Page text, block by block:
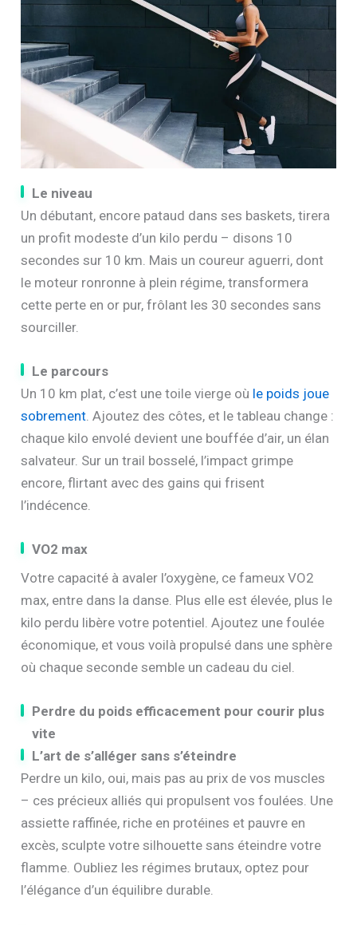
Le niveau
Un débutant, encore pataud dans ses baskets, tirera
un profit modeste d’un kilo perdu – disons 10
secondes sur 10 km. Mais un coureur aguerri, dont
le moteur ronronne à plein régime, transformera
cette perte en or pur, frôlant les 30 secondes sans
sourciller.
Le parcours
Un 10 km plat, c’est une toile vierge où le poids joue
sobrement . Ajoutez des côtes, et le tableau change :
chaque kilo envolé devient une bouffée d’air, un élan
salvateur. Sur un trail bosselé, l’impact grimpe
encore, flirtant avec des gains qui frisent
l’indécence.
VO2 max
Votre capacité à avaler l’oxygène, ce fameux VO2
max, entre dans la danse. Plus elle est élevée, plus le
kilo perdu libère votre potentiel. Ajoutez une foulée
économique, et vous voilà propulsé dans une sphère
où chaque seconde semble un cadeau du ciel.
Perdre du poids efficacement pour courir plus
vite
L’art de s’alléger sans s’éteindre
Perdre un kilo, oui, mais pas au prix de vos muscles
– ces précieux alliés qui propulsent vos foulées. Une
assiette raffinée, riche en protéines et pauvre en
excès, sculpte votre silhouette sans éteindre votre
flamme. Oubliez les régimes brutaux, optez pour
l’élégance d’un équilibre durable.